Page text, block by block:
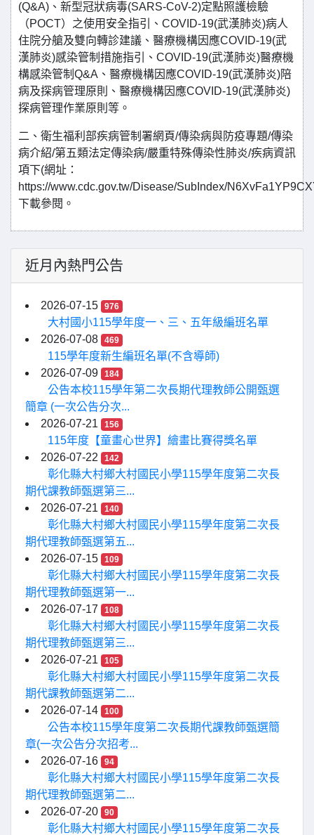
(Q&A)、新型冠狀病毒(SARS-CoV-2)定點照護檢驗
（POCT）之使用安全指引、COVID-19(武漢肺炎)病人
住院分艙及雙向轉診建議、醫療機構因應COVID-19(武
漢肺炎)感染管制措施指引、COVID-19(武漢肺炎)醫療機
構感染管制Q&A、醫療機構因應COVID-19(武漢肺炎)陪
病及探病管理原則、醫療機構因應COVID-19(武漢肺炎)
探病管理作業原則等。
二、衛生福利部疾病管制署網頁/傳染病與防疫專題/傳染
病介紹/第五類法定傳染病/嚴重特殊傳染性肺炎/疾病資訊
項下(網址：
https://www.cdc.gov.tw/Disease/SubIndex/
下載參閱。
近月內熱門公告
2026-07-15 976
大村國小115學年度一、三、五年級編班名單
2026-07-08
469
115學年度新生編班名單(不含導師)
2026-07-09
184
公告本校115學年第二次長期代理教師公開甄選
簡章 (一次公告分次...
2026-07-21
156
115年度【童畫心世界】繪畫比賽得獎名單
2026-07-22
142
彰化縣大村鄉大村國民小學115學年度第二次長
期代課教師甄選第三...
2026-07-21
140
彰化縣大村鄉大村國民小學115學年度第二次長
期代理教師甄選第五...
2026-07-15
109
彰化縣大村鄉大村國民小學115學年度第二次長
期代理教師甄選第一...
2026-07-17
108
彰化縣大村鄉大村國民小學115學年度第二次長
期代理教師甄選第三...
2026-07-21
105
彰化縣大村鄉大村國民小學115學年度第二次長
期代課教師甄選第二...
2026-07-14
100
公告本校115學年度第二次長期代課教師甄選簡
章(一次公告分次招考...
2026-07-16
94
彰化縣大村鄉大村國民小學115學年度第二次長
期代理教師甄選第二...
2026-07-20
90
彰化縣大村鄉大村國民小學115學年度第二次長